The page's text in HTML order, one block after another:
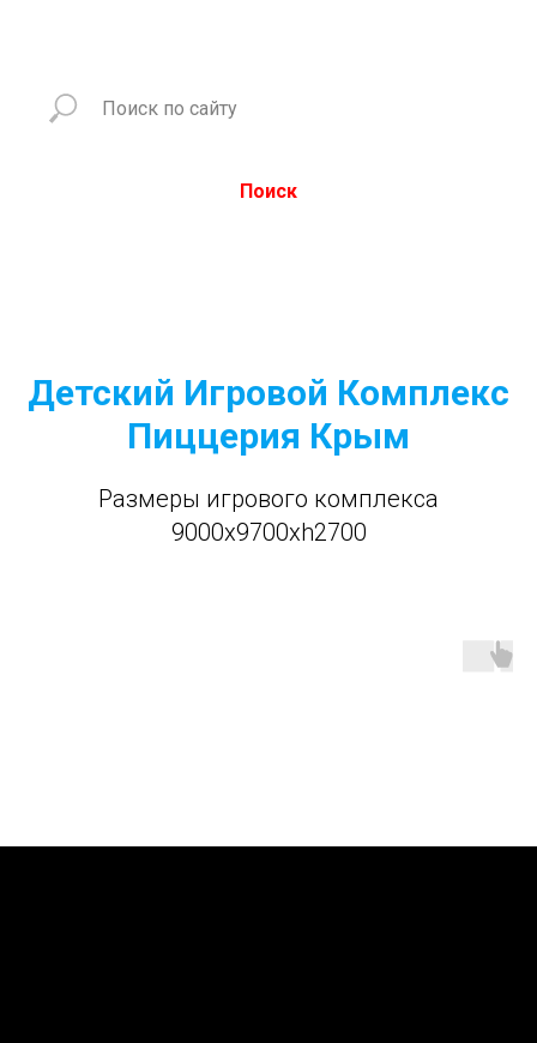
Поиск
Детский Игровой Комплекс
Пиццерия Крым
Размеры игрового комплекса
9000x9700xh2700